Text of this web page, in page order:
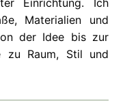
Einrichtung. Ich
Materialien und
der Idee bis zur
zu Raum, Stil und